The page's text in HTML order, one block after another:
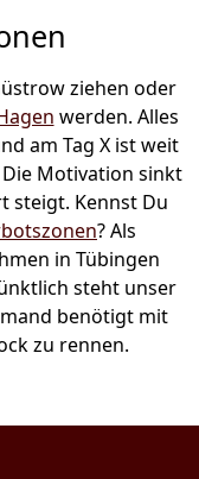
ziehen oder
werden. Alles
am Tag X ist weit
Motivation sinkt
steigt. Kennst Du
? Als
in Tübingen
steht unser
benötigt mit
zu rennen.